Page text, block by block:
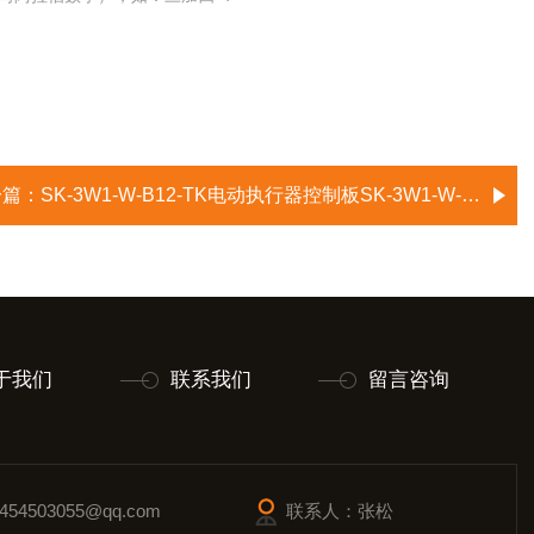
： SK-3W1-W-B12-TK电动执行器控制板SK-3W1-W-D-TK
我们 联系我们 留言咨询
联系人：张松